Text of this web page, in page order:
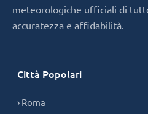
meteorologiche ufficiali di
accuratezza e affidabilità.
Città Popolari
› Roma